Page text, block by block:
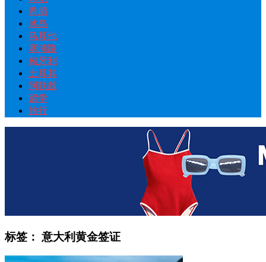
希腊
冰岛
马耳他
塞浦路
匈牙利
土耳其
阿联酋
留学
旅行
标签： 意大利黄金签证